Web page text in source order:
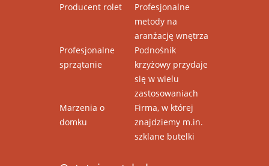
Producent rolet
Profesjonalne
metody na
aranżację wnętrza
Profesjonalne
sprzątanie
Podnośnik
krzyżowy przydaje
się w wielu
zastosowaniach
Marzenia o
domku
Firma, w której
znajdziemy m.in.
szklane butelki